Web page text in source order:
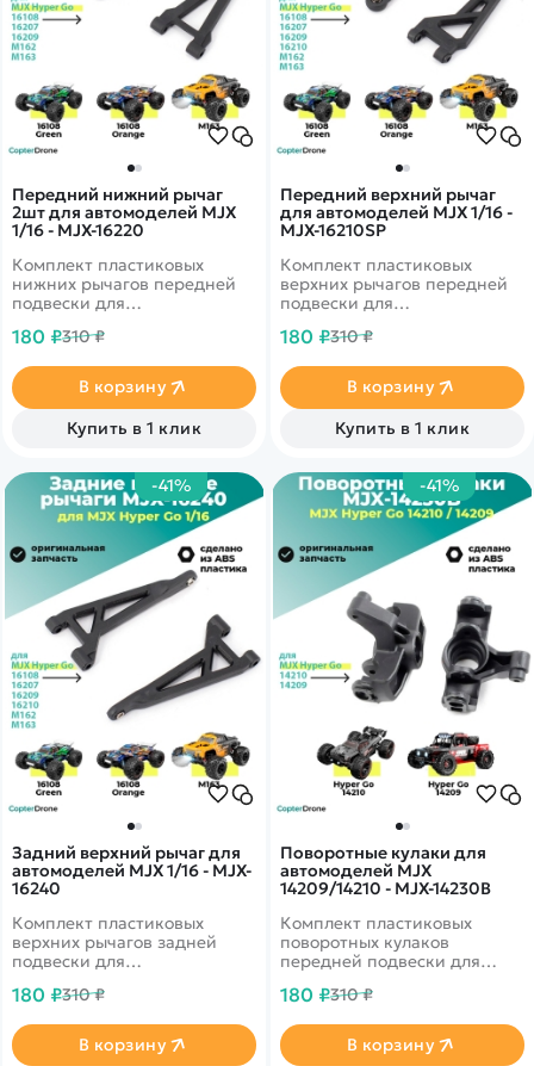
Передний нижний рычаг
2шт для автомоделей MJX
1/16 - MJX-16220
Комплект пластиковых
нижних рычагов передней
подвески для
автомоделей MJX масштаба
180 ₽310 ₽
В корзину
Купить в 1 клик
Передний верхний рычаг
для автомоделей MJX 1/16 -
MJX-16210SP
Комплект пластиковых
верхних рычагов передней
подвески для
автомоделей MJX масштаба
180 ₽310 ₽
В корзину
Купить в 1 клик
-41%
Задний верхний рычаг для
автомоделей MJX 1/16 - MJX-
16240
Комплект пластиковых
верхних рычагов задней
подвески для
автомоделей MJX Hyper Go
MJX MEW4 M163 масштаба
1/16.
180 ₽310 ₽
В корзину
-41%
Поворотные кулаки для
автомоделей MJX
14209/14210 - MJX-14230B
Комплект пластиковых
поворотных кулаков
передней подвески для
автомоделей MJX Hyper Go
180 ₽310 ₽
В корзину